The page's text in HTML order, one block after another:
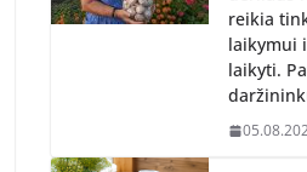
reikia
laikymui
laikyti.